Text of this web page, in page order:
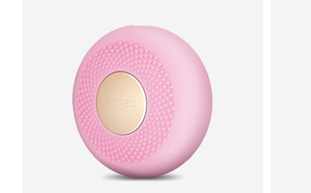
Entrega prevista
Eslováquia Entrega prevista
Eslovênia Entrega prevista
África do Sul Entrega prevista
Coreia do Sul Entrega prevista